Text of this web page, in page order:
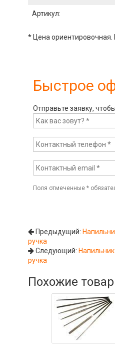
Артикул:
* Цена ориентировочная.
Быстрое
Отправьте заявку,
Поля отмеченные*
Предыдущий:
ручка
Следующий:
ручка
Похожие